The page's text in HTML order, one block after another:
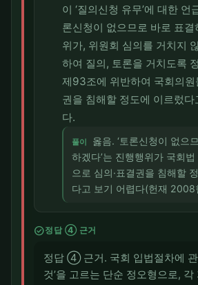
이 ‘질의신청 유무’에 대한 언
론신청이 없으므로 바로 표결
위가, 위원회 심의를 거치지
하여 질의, 토론을 거치도록
제93조에 위반하여 국회의원
권을 침해할 정도에 이르렀다
다.
풀이
옳음. ‘토론신청이 없으
하겠다’는 진행행위가 국회
으로 심의·표결권을 침해할
다고 보기 어렵다(헌재 2008
check_circle정답 ④ 근거
정답 ④ 근거. 국회 입법절차에 관
것’을 고르는 단순 정오형으로,